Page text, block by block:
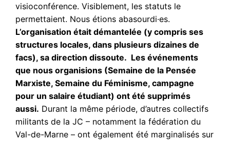
visioconférence. Visiblement, les statuts le
permettaient. Nous étions abasourdi·es.
L’organisation était démantelée (y compris ses
structures locales, dans plusieurs dizaines de
facs), sa direction dissoute. Les événements
que nous organisions (Semaine de la Pensée
Marxiste, Semaine du Féminisme, campagne
pour un salaire étudiant) ont été supprimés
aussi. Durant la même période, d’autres collectifs
militants de la JC – notamment la fédération du
Val-de-Marne – ont également été marginalisés sur